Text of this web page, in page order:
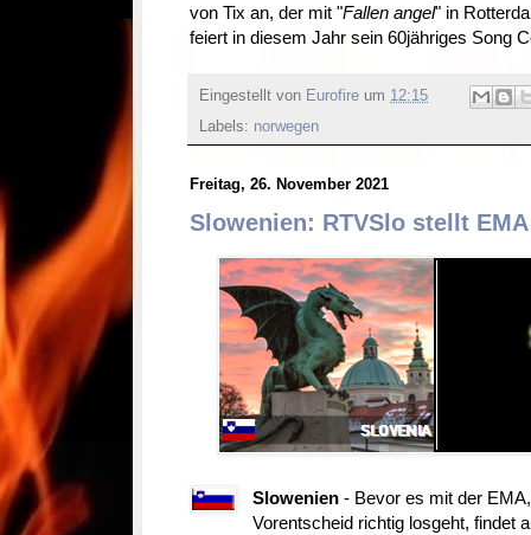
von Tix an, der mit "Fallen angel" in
feiert in diesem Jahr sein 60jähriges Song
Eingestellt von Eurofire um 12:15
Labels: norwegen
Freitag, 26. November 2021
Slowenien: RTVSlo stellt
Slowenien- Bevor es mit der
Vorentscheid richtig losgeht, findet